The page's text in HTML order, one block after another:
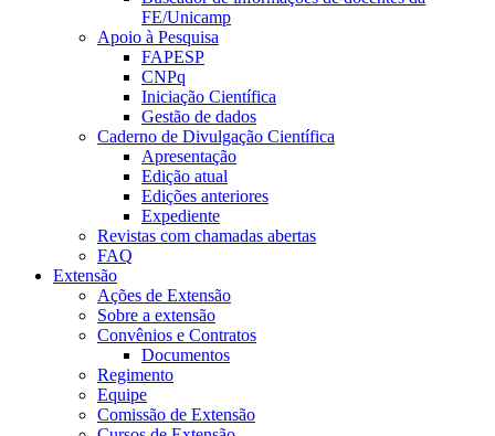
FE/Unicamp
Apoio à Pesquisa
FAPESP
CNPq
Iniciação Científica
Gestão de dados
Caderno de Divulgação Científica
Apresentação
Edição atual
Edições anteriores
Expediente
Revistas com chamadas abertas
FAQ
Extensão
Ações de Extensão
Sobre a extensão
Convênios e Contratos
Documentos
Regimento
Equipe
Comissão de Extensão